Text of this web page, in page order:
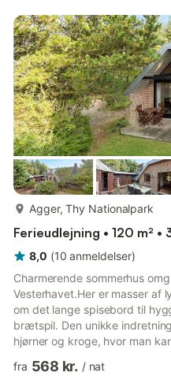
blive opkrævet tættere på din
Sikkerhedsdepositummet
dækker eventuelle ekstra ...
Agger, Thy Nationalpark
Ferieudlejning • 120 m²
8,0 (10 anmeldelser)
Charmerende sommerhus
Vesterhavet.Her er masser af
om det lange spisebord til
brætspil. Den unikke
hjørner og kroge, hvor man
sikret, hvis vejret skulle drille.
fra 568 kr. / nat